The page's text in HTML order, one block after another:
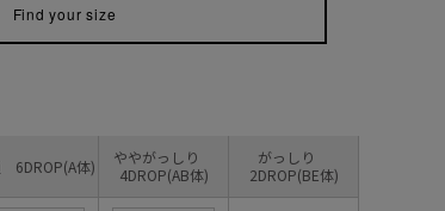
Find your size
6DROP(A体)
ややがっしり
4DROP(AB体)
がっしり
2DROP(BE体)